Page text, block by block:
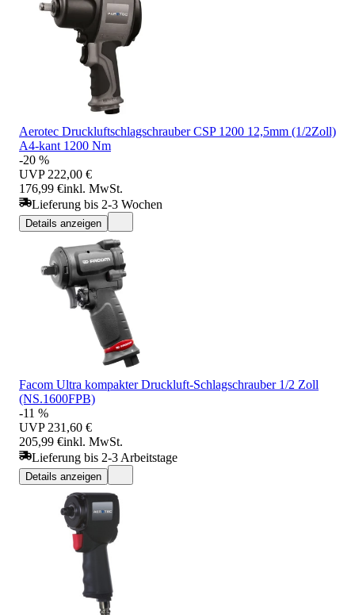
Aerotec Druckluftschlagschrauber CSP 1200 12,5mm (1/2Zoll)
A4-kant 1200 Nm
-20 %
UVP 222,00 €
176,99 €inkl. MwSt.
Lieferung bis 2-3 Wochen
Details anzeigen
Facom Ultra kompakter Druckluft-Schlagschrauber 1/2 Zoll
(NS.1600FPB)
-11 %
UVP 231,60 €
205,99 €inkl. MwSt.
Lieferung bis 2-3 Arbeitstage
Details anzeigen